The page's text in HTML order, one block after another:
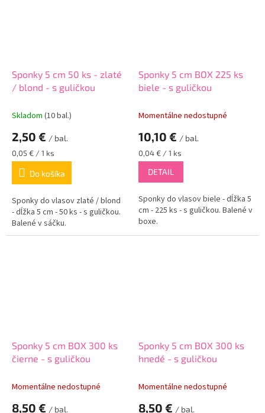
Sponky 5 cm 50 ks - zlaté
/ blond - s guličkou
Skladom (10 bal.)
2,50 € / bal.
Jednotková
cena:
0,05 € / 1 ks
Do košíka
Sponky do vlasov zlaté / blond
- dĺžka 5 cm - 50 ks - s guličkou.
Balené v sáčku.
Sponky 5 cm BOX 225 ks
biele - s guličkou
Momentálne nedostupné
10,10 € / bal.
Jednotková
cena:
0,04 € / 1 ks
DETAIL
Sponky do vlasov biele - dĺžka 5
cm - 225 ks - s guličkou. Balené v
boxe.
Sponky 5 cm BOX 300 ks
čierne - s guličkou
Momentálne nedostupné
8,50 € / bal.
Sponky 5 cm BOX 300 ks
hnedé - s guličkou
Momentálne nedostupné
8,50 € / bal.